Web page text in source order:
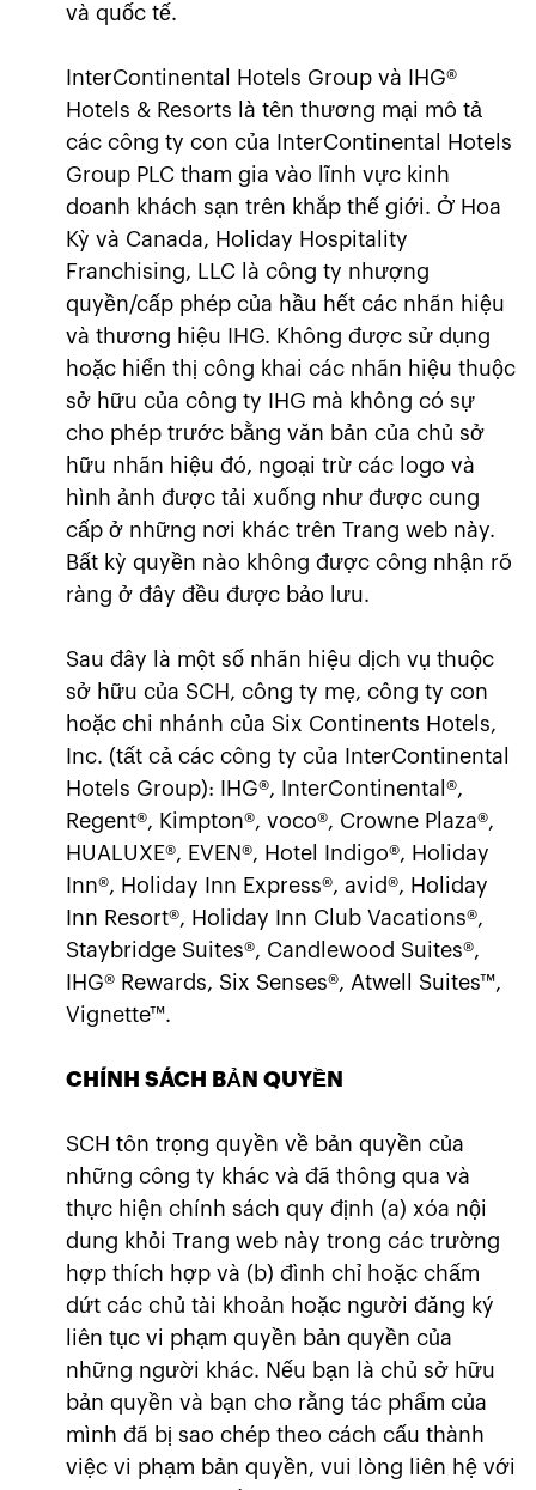
và quốc tế.
InterContinental Hotels Group và IHG®
Hotels & Resorts là tên thương mại mô tả
các công ty con của InterContinental Hotels
Group PLC tham gia vào lĩnh vực kinh
doanh khách sạn trên khắp thế giới. Ở Hoa
Kỳ và Canada, Holiday Hospitality
Franchising, LLC là công ty nhượng
quyền/cấp phép của hầu hết các nhãn hiệu
và thương hiệu IHG. Không được sử dụng
hoặc hiển thị công khai các nhãn hiệu thuộc
sở hữu của công ty IHG mà không có sự
cho phép trước bằng văn bản của chủ sở
hữu nhãn hiệu đó, ngoại trừ các logo và
hình ảnh được tải xuống như được cung
cấp ở những nơi khác trên Trang web này.
Bất kỳ quyền nào không được công nhận rõ
ràng ở đây đều được bảo lưu.
Sau đây là một số nhãn hiệu dịch vụ thuộc
sở hữu của SCH, công ty mẹ, công ty con
hoặc chi nhánh của Six Continents Hotels,
Inc. (tất cả các công ty của InterContinental
Hotels Group): IHG®, InterContinental®,
Regent®, Kimpton®, voco®, Crowne Plaza®,
HUALUXE®, EVEN®, Hotel Indigo®, Holiday
Inn®, Holiday Inn Express®, avid®, Holiday
Inn Resort®, Holiday Inn Club Vacations®,
Staybridge Suites®, Candlewood Suites®,
IHG® Rewards, Six Senses®, Atwell Suites™,
Vignette™.
CHÍNH SÁCH BẢN QUYỀN
SCH tôn trọng quyền về bản quyền của
những công ty khác và đã thông qua và
thực hiện chính sách quy định (a) xóa nội
dung khỏi Trang web này trong các trường
hợp thích hợp và (b) đình chỉ hoặc chấm
dứt các chủ tài khoản hoặc người đăng ký
liên tục vi phạm quyền bản quyền của
những người khác. Nếu bạn là chủ sở hữu
bản quyền và bạn cho rằng tác phẩm của
mình đã bị sao chép theo cách cấu thành
việc vi phạm bản quyền, vui lòng liên hệ với